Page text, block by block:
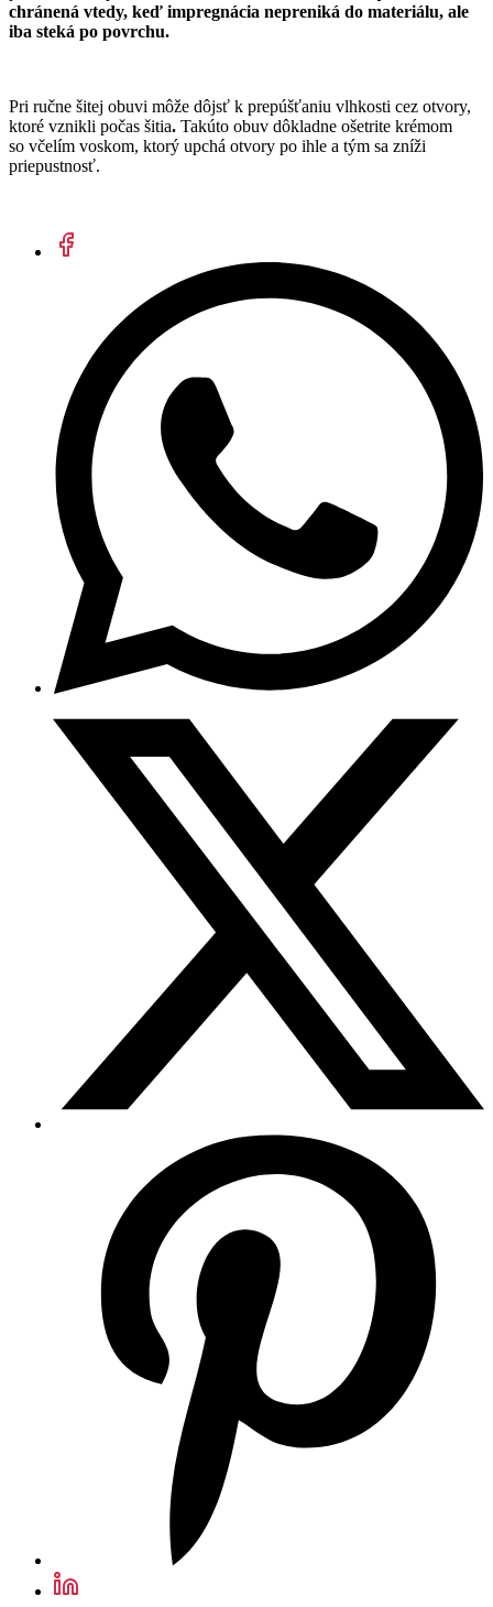
chránená vtedy, keď impregnácia nepreniká do materiálu, ale
iba steká po povrchu.
Pri ručne šitej obuvi môže dôjsť k prepúšťaniu vlhkosti cez otvory,
ktoré vznikli počas šitia. Takúto obuv dôkladne ošetrite krémom
so včelím voskom, ktorý upchá otvory po ihle a tým sa zníži
priepustnosť.